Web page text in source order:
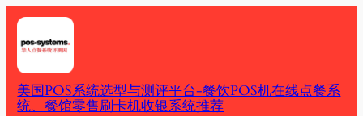
Skip
content
美国POS系统选型与测评平台-餐饮POS机在线点餐系
统、餐馆零售刷卡机收银系统推荐